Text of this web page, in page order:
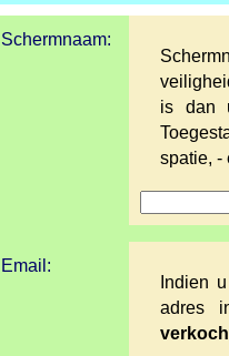
Schermnaam:
is dan
spatie, -
Email:
Indien
adres